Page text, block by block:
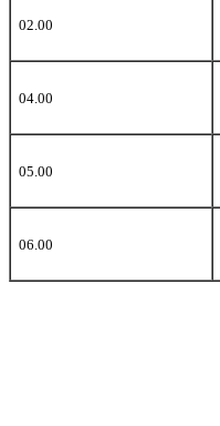
02.00
04.00
05.00
06.00